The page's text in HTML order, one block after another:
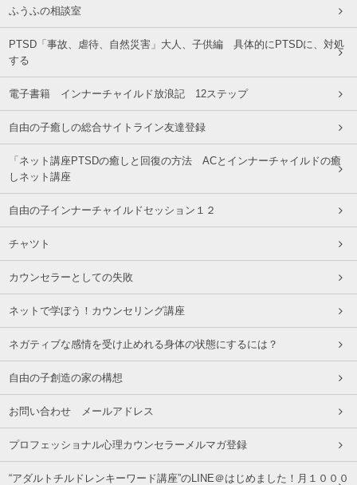
ふうふの相談室
PTSD「事故、虐待、自然災害」大人、子供編 具体的にPTSDに、対処
する
電子書籍 インナーチャイルド放浪記 12ステップ
自由の子癒しの総合サイトライン友達登録
「ネット講座PTSDの癒しと回復の方法 ACとインナーチャイルドの癒
しネット講座
自由の子インナーチャイルドセッション１２
チャツト
カウンセラーとしての失敗
ネットで学ぼう！カウンセリング講座
ネガティブな感情を受け止めれる身体の状態にするには？
自由の子創造の家の構想
お問い合わせ メールアドレス
プロフェッショナル心理カウンセラーメルマガ登録
“アダルトチルドレンキーワード講座”のLINE＠はじめました！月１０００